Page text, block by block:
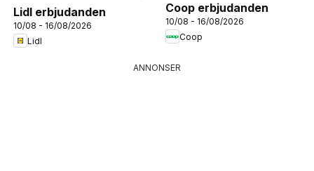
Lidl erbjudanden
10/08 - 16/08/2026
Lidl
Coop erbjudanden
10/08 - 16/08/2026
Coop
ANNONSER